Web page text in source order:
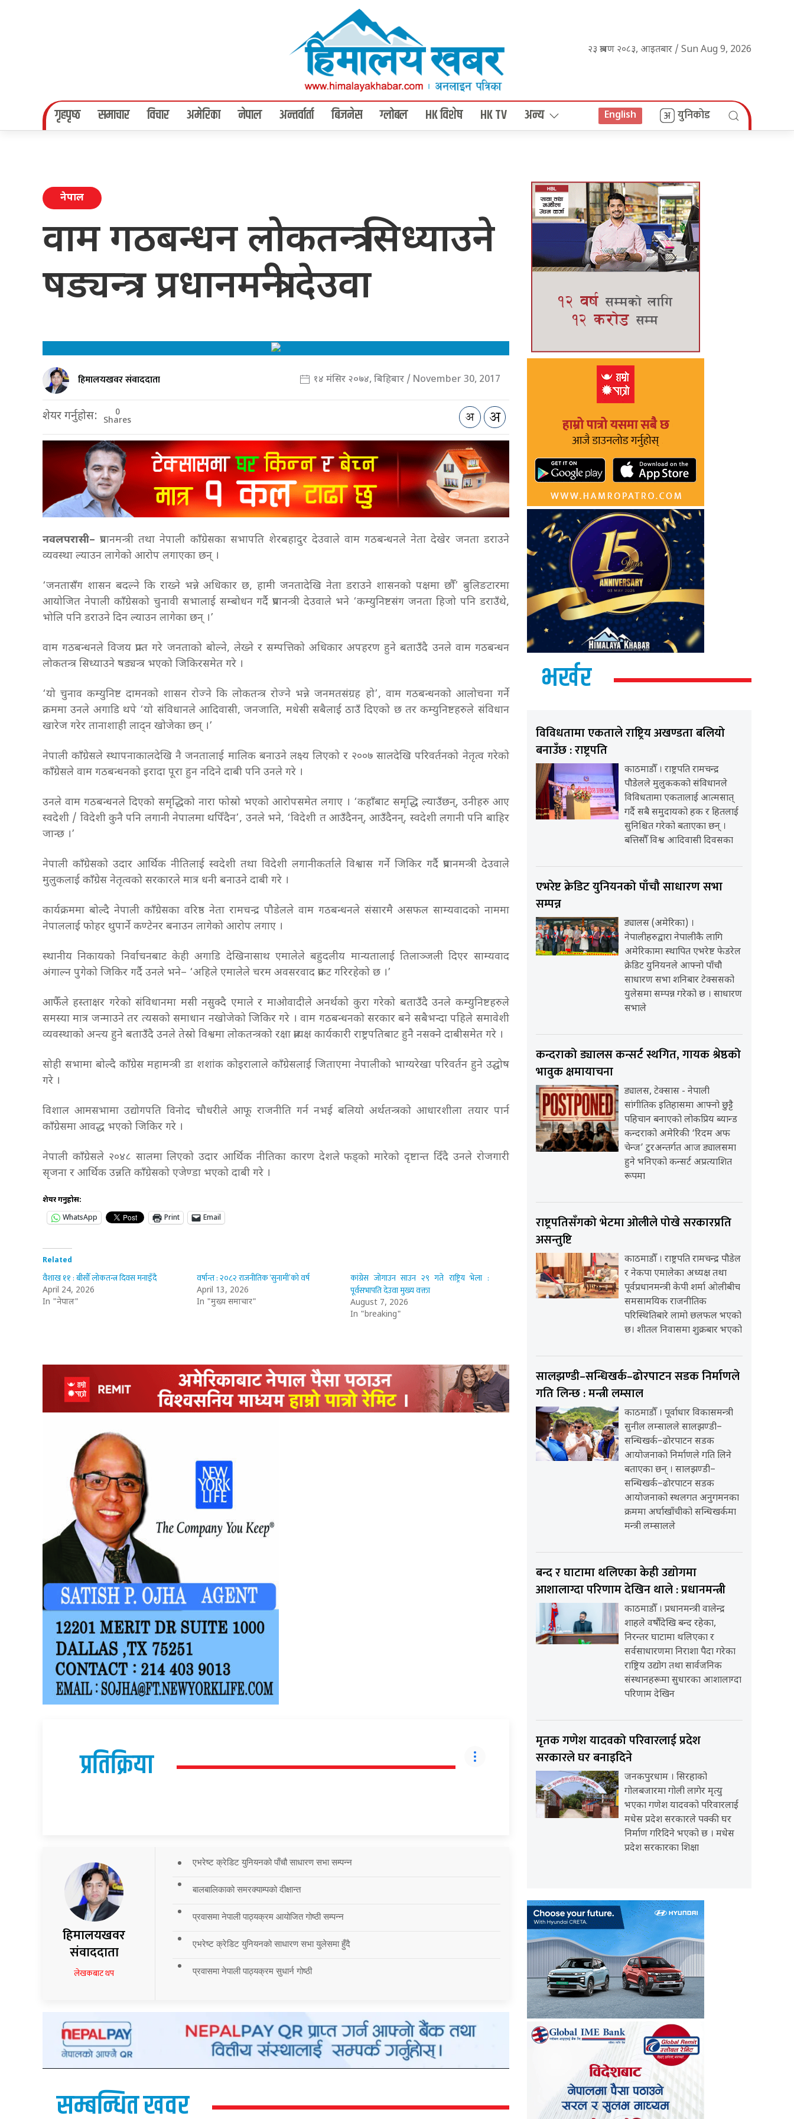
२३ श्रावण २०८३, आइतबार / Sun Aug 9, 2026
गृहपृष्‍ठ समाचार विचार अमेरिका नेपाल अन्तर्वार्ता बिजनेस ग्लोबल HK विशेष HK TV अन्य English युनिकोड
नेपाल
वाम गठबन्धन लोकतन्त्र सिध्याउने
षड्यन्त्र : प्रधानमन्त्री देउवा
हिमालयखवर संवाददाता १४ मंसिर २०७४, बिहिबार / November 30, 2017
शेयर गर्नुहोस: 0
Shares
नवलपरासी– प्रधानमन्त्री तथा नेपाली काँग्रेसका सभापति शेरबहादुर देउवाले वाम गठबन्धनले नेता देखेर जनता डराउने
व्यवस्था ल्याउन लागेको आरोप लगाएका छन् ।
‘जनतासँग शासन बदल्ने कि राख्ने भन्ने अधिकार छ, हामी जनतादेखि नेता डराउने शासनको पक्षमा छौँ’ बुलिङटारमा
आयोजित नेपाली काँग्रेसको चुनावी सभालाई सम्बोधन गर्दै प्रधानन्त्री देउवाले भने ‘कम्युनिष्टसंग जनता हिजो पनि डराउँथे,
भोलि पनि डराउने दिन ल्याउन लागेका छन् ।’
वाम गठबन्धनले विजय प्राप्त गरे जनताको बोल्ने, लेख्ने र सम्पत्तिको अधिकार अपहरण हुने बताउँदै उनले वाम गठबन्धन
लोकतन्त्र सिध्याउने षड्यन्त्र भएको जिकिरसमेत गरे ।
‘यो चुनाव कम्युनिष्ट दामनको शासन रोज्ने कि लोकतन्त्र रोज्ने भन्ने जनमतसंग्रह हो’, वाम गठबन्धनको आलोचना गर्ने
क्रममा उनले अगाडि थपे ‘यो संविधानले आदिवासी, जनजाति, मधेसी सबैलाई ठाउँ दिएको छ तर कम्युनिष्टहरुले संविधान
खारेज गरेर तानाशाही लाद्न खोजेका छन् ।’
नेपाली काँग्रेसले स्थापनाकालदेखि नै जनतालाई मालिक बनाउने लक्ष्य लिएको र २००७ सालदेखि परिवर्तनको नेतृत्व गरेको
काँग्रेसले वाम गठबन्धनको इरादा पूरा हुन नदिने दाबी पनि उनले गरे ।
उनले वाम गठबन्धनले दिएको समृद्धिको नारा फोस्रो भएको आरोपसमेत लगाए । ‘कहाँबाट समृद्धि ल्याउँछन्, उनीहरु आए
स्वदेशी / विदेशी कुनै पनि लगानी नेपालमा थपिँदैन’, उनले भने, ‘विदेशी त आउँदैनन्, आउँदैनन्, स्वदेशी लगानी पनि बाहिर
जान्छ ।’
नेपाली काँग्रेसको उदार आर्थिक नीतिलाई स्वदेशी तथा विदेशी लगानीकर्ताले विश्वास गर्ने जिकिर गर्दै प्रधानमन्त्री देउवाले
मुलुकलाई काँग्रेस नेतृत्वको सरकारले मात्र धनी बनाउने दाबी गरे ।
कार्यक्रममा बोल्दै नेपाली काँग्रेसका वरिष्ठ नेता रामचन्द्र पौडेलले वाम गठबन्धनले संसारमै असफल साम्यवादको नाममा
नेपाललाई फोहर थुपार्ने कण्टेनर बनाउन लागेको आरोप लगाए ।
स्थानीय निकायको निर्वाचनबाट केही अगाडि देखिनासाथ एमालेले बहुदलीय मान्यतालाई तिलाञ्जली दिएर साम्यवाद
अंगाल्न पुगेको जिकिर गर्दै उनले भने– ‘अहिले एमालेले चरम अवसरवाद प्रकट गरिरहेको छ ।’
आफैँले हस्ताक्षर गरेको संविधानमा मसी नसुक्दै एमाले र माओवादीले अनर्थको कुरा गरेको बताउँदै उनले कम्युनिष्टहरुले
समस्या मात्र जन्माउने तर त्यसको समाधान नखोजेको जिकिर गरे । वाम गठबन्धनको सरकार बने सबैभन्दा पहिले समावेशी
व्यवस्थाको अन्त्य हुने बताउँदै उनले तेस्रो विश्वमा लोकतन्त्रको रक्षा प्रत्यक्ष कार्यकारी राष्ट्रपतिबाट हुनै नसक्ने दाबीसमेत गरे ।
सोही सभामा बोल्दै काँग्रेस महामन्त्री डा शशांक कोइरालाले काँग्रेसलाई जिताएमा नेपालीको भाग्यरेखा परिवर्तन हुने उद्घोष
गरे ।
विशाल आमसभामा उद्योगपति विनोद चौधरीले आफू राजनीति गर्न नभई बलियो अर्थतन्त्रको आधारशीला तयार पार्न
काँग्रेसमा आवद्ध भएको जिकिर गरे ।
नेपाली काँग्रेसले २०४८ सालमा लिएको उदार आर्थिक नीतिका कारण देशले फड्को मारेको दृष्टान्त दिँदै उनले रोजगारी
सृजना र आर्थिक उन्नति काँग्रेसको एजेण्डा भएको दाबी गरे ।
शेयर गर्नुहोस:
WhatsApp
Print Email
Related
वैशाख ११ : बीसौँ लोकतन्त्र दिवस मनाइँदै
April 24, 2026
In "नेपाल"
वर्षान्त : २०८२ राजनीतिक ‘सुनामी’को वर्ष
April 13, 2026
In "मुख्य समाचार"
कांग्रेस जोगाउन साउन २९ गते राष्ट्रिय भेला :
पूर्वसभापति देउवा मुख्य वक्ता
August 7, 2026
In "breaking"
प्रतिक्रिया
हिमालयखवर
संवाददाता
लेखकबाट थप
एभरेष्ट क्रेडिट युनियनको पाँचौ साधारण सभा सम्पन्न
बालबालिकाको समरक्याम्पको दीक्षान्त
प्रवासमा नेपाली पाठ्यक्रम आयोजित गोष्ठी सम्पन्न
एभरेष्ट क्रेडिट युनियनको साधारण सभा युलेसमा हुँदै
प्रवासमा नेपाली पाठ्यक्रम सुधार्न गोष्ठी
सम्बन्धित खवर
भर्खर
विविधतामा एकताले राष्ट्रिय अखण्डता बलियो
बनाउँछ : राष्ट्रपति
काठमाडौँ । राष्ट्रपति रामचन्द्र
पौडेलले मुलुककको संविधानले
विविधतामा एकतालाई आत्मसात्
गर्दै सबै समुदायको हक र हितलाई
सुनिश्चित गरेको बताएका छन् ।
बत्तिसौँ विश्व आदिवासी दिवसका
एभरेष्ट क्रेडिट युनियनको पाँचौ साधारण सभा
सम्पन्न
ड्यालस (अमेरिका) ।
नेपालीहरुद्वारा नेपालीकै लागि
अमेरिकामा स्थापित एभरेष्ट फेडरेल
क्रेडिट युनियनले आफ्नो पाँचौ
साधारण सभा शनिबार टेक्ससको
युलेसमा सम्पन्न गरेको छ । साधारण
सभाले
कन्दराको ड्यालस कन्सर्ट स्थगित, गायक श्रेष्ठको
भावुक क्षमायाचना
ड्यालस, टेक्सास - नेपाली
सांगीतिक इतिहासमा आफ्नो छुट्टै
पहिचान बनाएको लोकप्रिय ब्यान्ड
कन्दराको अमेरिकी ‘रिदम अफ
चेन्ज’ टुरअन्तर्गत आज ड्यालसमा
हुने भनिएको कन्सर्ट अप्रत्याशित
रूपमा
राष्ट्रपतिसँगको भेटमा ओलीले पोखे सरकारप्रति
असन्तुष्टि
काठमाडौँ । राष्ट्रपति रामचन्द्र पौडेल
र नेकपा एमालेका अध्यक्ष तथा
पूर्वप्रधानमन्त्री केपी शर्मा ओलीबीच
समसामयिक राजनीतिक
परिस्थितिबारे लामो छलफल भएको
छ। शीतल निवासमा शुक्रबार भएको
सालझण्डी–सन्धिखर्क–ढोरपाटन सडक निर्माणले
गति लिन्छ : मन्त्री लम्साल
काठमाडौँ । पूर्वाधार विकासमन्त्री
सुनील लम्सालले सालझण्डी–
सन्धिखर्क–ढोरपाटन सडक
आयोजनाको निर्माणले गति लिने
बताएका छन् । सालझण्डी–
सन्धिखर्क–ढोरपाटन सडक
आयोजनाको स्थलगत अनुगमनका
क्रममा अर्घाखाँचीको सन्धिखर्कमा
मन्त्री लम्सालले
बन्द र घाटामा थलिएका केही उद्योगमा
आशालाग्दा परिणाम देखिन थाले : प्रधानमन्त्री
काठमाडौँ । प्रधानमन्त्री वालेन्द्र
शाहले वर्षौंदेखि बन्द रहेका,
निरन्तर घाटामा थलिएका र
सर्वसाधारणमा निराशा पैदा गरेका
राष्ट्रिय उद्योग तथा सार्वजनिक
संस्थानहरूमा सुधारका आशालाग्दा
परिणाम देखिन
मृतक गणेश यादवको परिवारलाई प्रदेश
सरकारले घर बनाइदिने
जनकपुरधाम । सिरहाको
गोलबजारमा गोली लागेर मृत्यु
भएका गणेश यादवको परिवारलाई
मधेस प्रदेश सरकारले पक्की घर
निर्माण गरिदिने भएको छ । मधेस
प्रदेश सरकारका शिक्षा